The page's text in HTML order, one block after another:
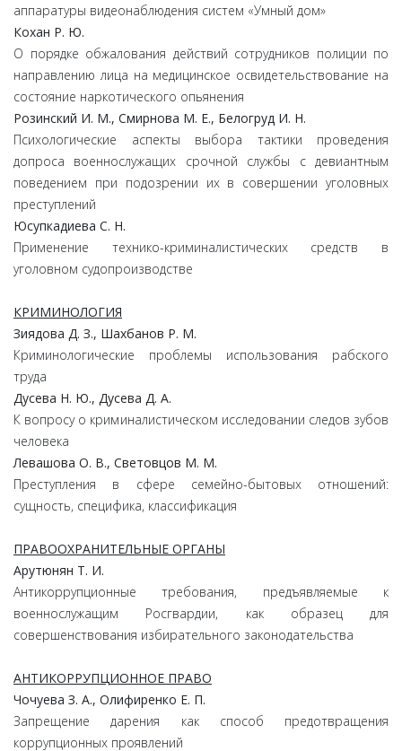
аппаратуры видеонаблюдения систем «Умный дом»
Кохан Р. Ю.
О порядке обжалования действий сотрудников полиции по
направлению лица на медицинское освидетельствование на
состояние наркотического опьянения
Розинский И. М., Смирнова М. Е., Белогруд И. Н.
Психологические аспекты выбора тактики проведения
допроса военнослужащих срочной службы с девиантным
поведением при подозрении их в совершении уголовных
преступлений
Юсупкадиева С. Н.
Применение технико-криминалистических средств в
уголовном судопроизводстве
КРИМИНОЛОГИЯ
Зиядова Д. З., Шахбанов Р. М.
Криминологические проблемы использования рабского
труда
Дусева Н. Ю., Дусева Д. А.
К вопросу о криминалистическом исследовании следов зубов
человека
Левашова О. В., Световцов М. М.
Преступления в сфере семейно-бытовых отношений:
сущность, специфика, классификация
ПРАВООХРАНИТЕЛЬНЫЕ ОРГАНЫ
Арутюнян Т. И.
Антикоррупционные требования, предъявляемые к
военнослужащим Росгвардии, как образец для
совершенствования избирательного законодательства
АНТИКОРРУПЦИОННОЕ ПРАВО
Чочуева З. А., Олифиренко Е. П.
Запрещение дарения как способ предотвращения
коррупционных проявлений